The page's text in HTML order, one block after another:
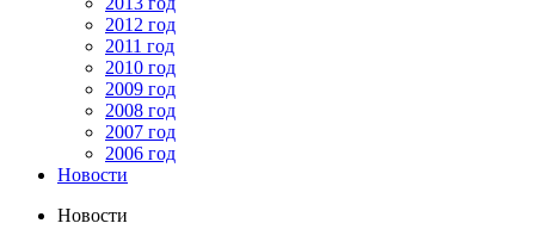
2012 год
2011 год
2010 год
2009 год
2008 год
2007 год
2006 год
Новости
Новости